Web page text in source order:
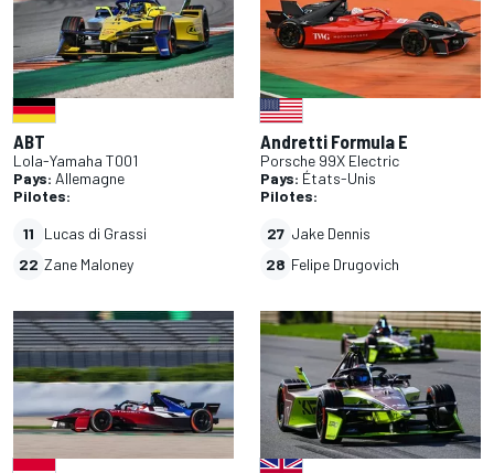
ABT
Lola-Yamaha T001
Pays: Allemagne
Pilotes:
11
Lucas di Grassi
22 Zane Maloney
Andretti Formula E
Porsche 99X Electric
Pays: États-Unis
Pilotes:
27 Jake Dennis
28 Felipe Drugovich